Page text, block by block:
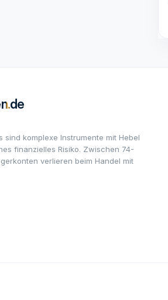
sind komplexe Instrumente mit Hebel
finanzielles Risiko. Zwischen 74-
verlieren beim Handel mit